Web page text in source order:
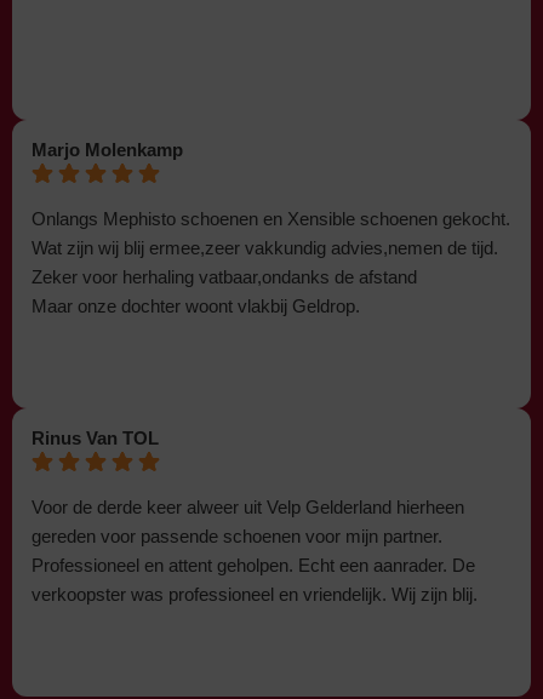
Marjo Molenkamp
Onlangs Mephisto schoenen en Xensible schoenen gekocht.
Wat zijn wij blij ermee,zeer vakkundig advies,nemen de tijd.
Zeker voor herhaling vatbaar,ondanks de afstand
Maar onze dochter woont vlakbij Geldrop.
Rinus Van TOL
Voor de derde keer alweer uit Velp Gelderland hierheen
gereden voor passende schoenen voor mijn partner.
Professioneel en attent geholpen. Echt een aanrader. De
verkoopster was professioneel en vriendelijk. Wij zijn blij.